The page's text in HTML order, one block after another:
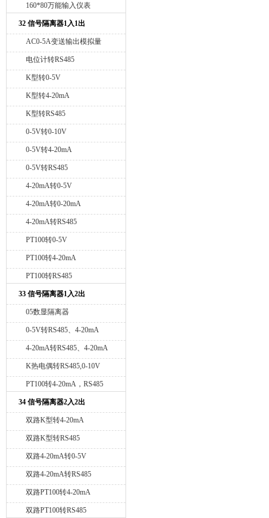
160*80万能输入仪表
32 信号隔离器1入1出
AC0-5A变送输出模拟量
电位计转RS485
K型转0-5V
K型转4-20mA
K型转RS485
0-5V转0-10V
0-5V转4-20mA
0-5V转RS485
4-20mA转0-5V
4-20mA转0-20mA
4-20mA转RS485
PT100转0-5V
PT100转4-20mA
PT100转RS485
33 信号隔离器1入2出
05数显隔离器
0-5V转RS485、4-20mA
4-20mA转RS485、4-20mA
K热电偶转RS485,0-10V
PT100转4-20mA，RS485
34 信号隔离器2入2出
双路K型转4-20mA
双路K型转RS485
双路4-20mA转0-5V
双路4-20mA转RS485
双路PT100转4-20mA
双路PT100转RS485